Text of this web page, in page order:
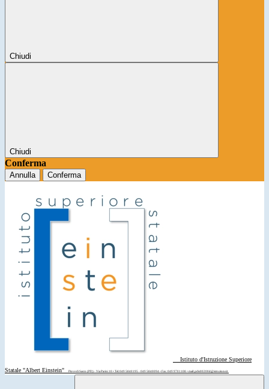
Chiudi
Chiudi
Conferma
Annulla Conferma
Istituto d'Istruzione Superiore
Statale "Albert Einstein"
Piove di Sacco (PD) - Via Parini 10 • Tel: 049 5840195 - 049 5840094 • Fax: 049 9701108 • mail: pdis00200d@istruzione.it